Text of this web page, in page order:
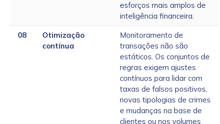
esforços mais amplos de
inteligência financeira.
08
Otimização
contínua
Monitoramento de
transações não são
estáticos. Os conjuntos de
regras exigem ajustes
contínuos para lidar com
taxas de falsos positivos,
novas tipologias de crimes
e mudanças na base de
clientes ou nos volumes